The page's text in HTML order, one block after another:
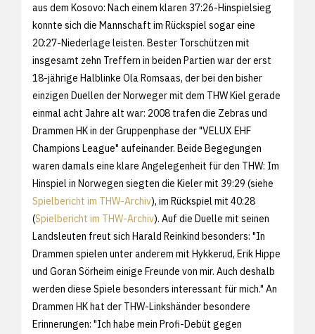
aus dem Kosovo: Nach einem klaren 37:26-Hinspielsieg
konnte sich die Mannschaft im Rückspiel sogar eine
20:27-Niederlage leisten. Bester Torschützen mit
insgesamt zehn Treffern in beiden Partien war der erst
18-jährige Halblinke Ola Romsaas, der bei den bisher
einzigen Duellen der Norweger mit dem THW Kiel gerade
einmal acht Jahre alt war: 2008 trafen die Zebras und
Drammen HK in der Gruppenphase der "VELUX EHF
Champions League" aufeinander. Beide Begegungen
waren damals eine klare Angelegenheit für den THW: Im
Hinspiel in Norwegen siegten die Kieler mit 39:29 (siehe
Spielbericht im THW-Archiv), im Rückspiel mit 40:28
(Spielbericht im THW-Archiv). Auf die Duelle mit seinen
Landsleuten freut sich Harald Reinkind besonders: "In
Drammen spielen unter anderem mit Hykkerud, Erik Hippe
und Goran Sörheim einige Freunde von mir. Auch deshalb
werden diese Spiele besonders interessant für mich." An
Drammen HK hat der THW-Linkshänder besondere
Erinnerungen: "Ich habe mein Profi-Debüt gegen